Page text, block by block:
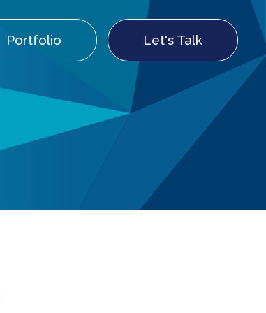
Portfolio Let's Talk